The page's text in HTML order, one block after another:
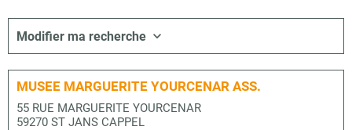
Modifier ma recherche
MUSEE MARGUERITE YOURCENAR ASS.
55 RUE MARGUERITE YOURCENAR
59270 ST JANS CAPPEL